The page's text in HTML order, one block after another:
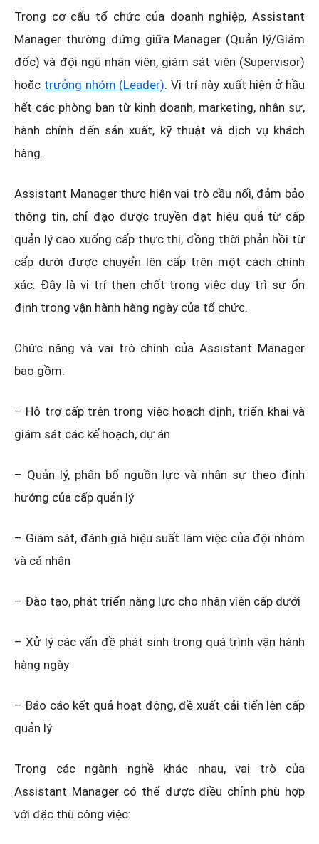
Trong cơ cấu tổ chức của doanh nghiệp, Assistant
Manager thường đứng giữa Manager (Quản lý/Giám
đốc) và đội ngũ nhân viên, giám sát viên (Supervisor)
hoặc trưởng nhóm (Leader). Vị trí này xuất hiện ở hầu
hết các phòng ban từ kinh doanh, marketing, nhân sự,
hành chính đến sản xuất, kỹ thuật và dịch vụ khách
hàng.
Assistant Manager thực hiện vai trò cầu nối, đảm bảo
thông tin, chỉ đạo được truyền đạt hiệu quả từ cấp
quản lý cao xuống cấp thực thi, đồng thời phản hồi từ
cấp dưới được chuyển lên cấp trên một cách chính
xác. Đây là vị trí then chốt trong việc duy trì sự ổn
định trong vận hành hàng ngày của tổ chức.
Chức năng và vai trò chính của Assistant Manager
bao gồm:
– Hỗ trợ cấp trên trong việc hoạch định, triển khai và
giám sát các kế hoạch, dự án
– Quản lý, phân bổ nguồn lực và nhân sự theo định
hướng của cấp quản lý
– Giám sát, đánh giá hiệu suất làm việc của đội nhóm
và cá nhân
– Đào tạo, phát triển năng lực cho nhân viên cấp dưới
– Xử lý các vấn đề phát sinh trong quá trình vận hành
hàng ngày
– Báo cáo kết quả hoạt động, đề xuất cải tiến lên cấp
quản lý
Trong các ngành nghề khác nhau, vai trò của
Assistant Manager có thể được điều chỉnh phù hợp
với đặc thù công việc: